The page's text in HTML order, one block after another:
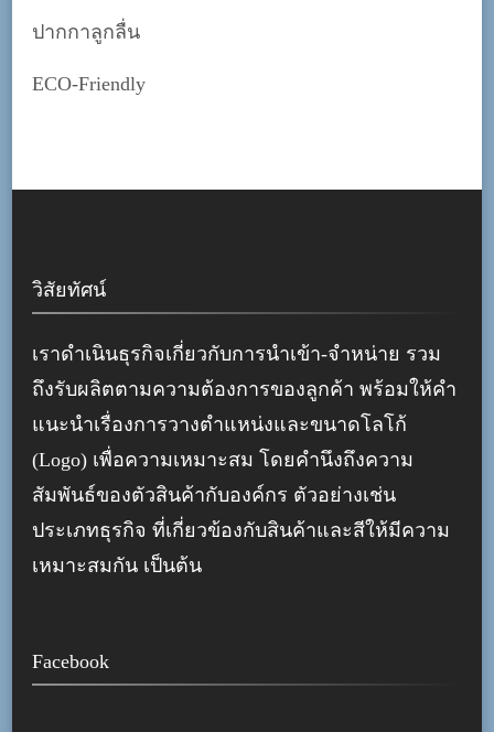
ปากกาลูกลื่น
ECO-Friendly
วิสัยทัศน์
เราดำเนินธุรกิจเกี่ยวกับการนำเข้า-จำหน่าย รวม
ถึงรับผลิตตามความต้องการของลูกค้า พร้อมให้คำ
แนะนำเรื่องการวางตำแหน่งและขนาดโลโก้
(Logo) เพื่อความเหมาะสม โดยคำนึงถึงความ
สัมพันธ์ของตัวสินค้ากับองค์กร ตัวอย่างเช่น
ประเภทธุรกิจ ที่เกี่ยวข้องกับสินค้าและสีให้มีความ
เหมาะสมกัน เป็นต้น
Facebook